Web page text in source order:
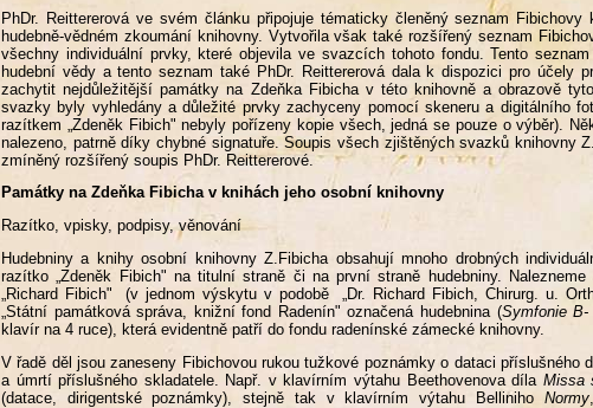
PhDr. Reittererová ve svém článku připojuje tématicky členěný seznam
hudebně-vědném zkoumání knihovny. Vytvořila však také rozšířený seznam
všechny individuální prvky, které objevila ve svazcích tohoto fondu. Tento
hudební vědy a tento seznam také PhDr. Reittererová dala k dispozici pro účely
zachytit nejdůležitější památky na Zdeňka Fibicha v této knihovně a obrazově
svazky byly vyhledány a důležité prvky zachyceny pomocí skeneru a digitálního
razítkem „Zdeněk Fibich" nebyly pořízeny kopie všech, jedná se pouze o výběr).
nalezeno, patrně díky chybné signatuře. Soupis všech zjištěných svazků knihovny
zmíněný rozšířený soupis PhDr. Reittererové.
Památky na Zdeňka Fibicha v knihách jeho osobní knihovny
Razítko, vpisky, podpisy, věnování
Hudebniny a knihy osobní knihovny Z.Fibicha obsahují mnoho drobných
razítko „Zdeněk Fibich" na titulní straně či na první straně hudebniny.
„Richard Fibich" (v jednom výskytu v podobě „Dr. Richard Fibich, Chirurg. u.
„Státní památková správa, knižní fond Radenín" označená hudebnina (Symfonie B-
klavír na 4 ruce), která evidentně patří do fondu radenínské zámecké knihovny.
V řadě děl jsou zaneseny Fibichovou rukou tužkové poznámky o dataci příslušného
a úmrtí příslušného skladatele. Např. v klavírním výtahu Beethovenova díla Missa
(datace, dirigentské poznámky), stejně tak v klavírním výtahu Belliniho Normy